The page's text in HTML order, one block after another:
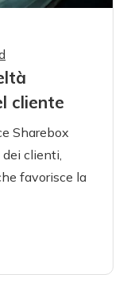
cliente
Sharebox
clienti,
favorisce la